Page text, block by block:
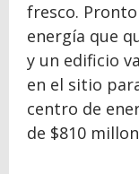
fresco.
energía que
y un edificio
en el sitio
centro de
de $810